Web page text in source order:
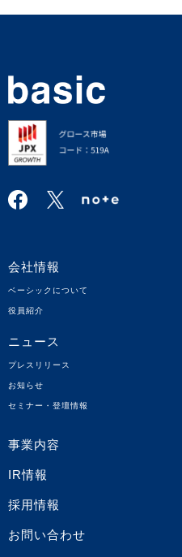
会社情報
ベーシックについて
役員紹介
ニュース
プレスリリース
お知らせ
セミナー・登壇情報
事業内容
IR情報
採用情報
お問い合わせ